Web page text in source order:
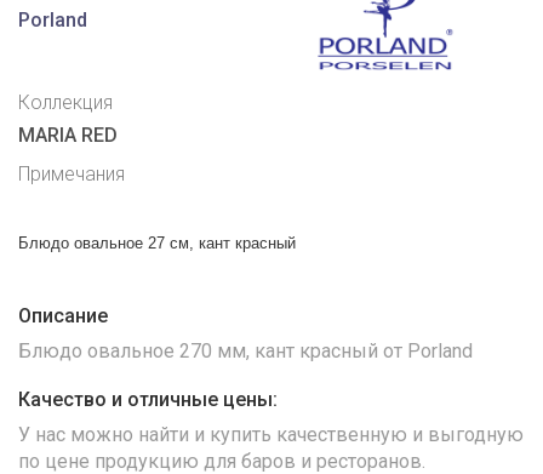
Porland
Коллекция
MARIA RED
Примечания
Блюдо овальное 27 см, кант красный
Описание
Блюдо овальное 270 мм, кант красный от Porland
Качество и отличные цены:
У нас можно найти и купить качественную и выгодную
по цене продукцию для баров и ресторанов.